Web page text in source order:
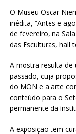
O Museu Oscar
inédita, “Antes e
de fevereiro, na
das Esculturas, hall
A mostra resulta de
passado, cuja
do MON e a arte
conteúdo para o
permanente da
A exposição tem